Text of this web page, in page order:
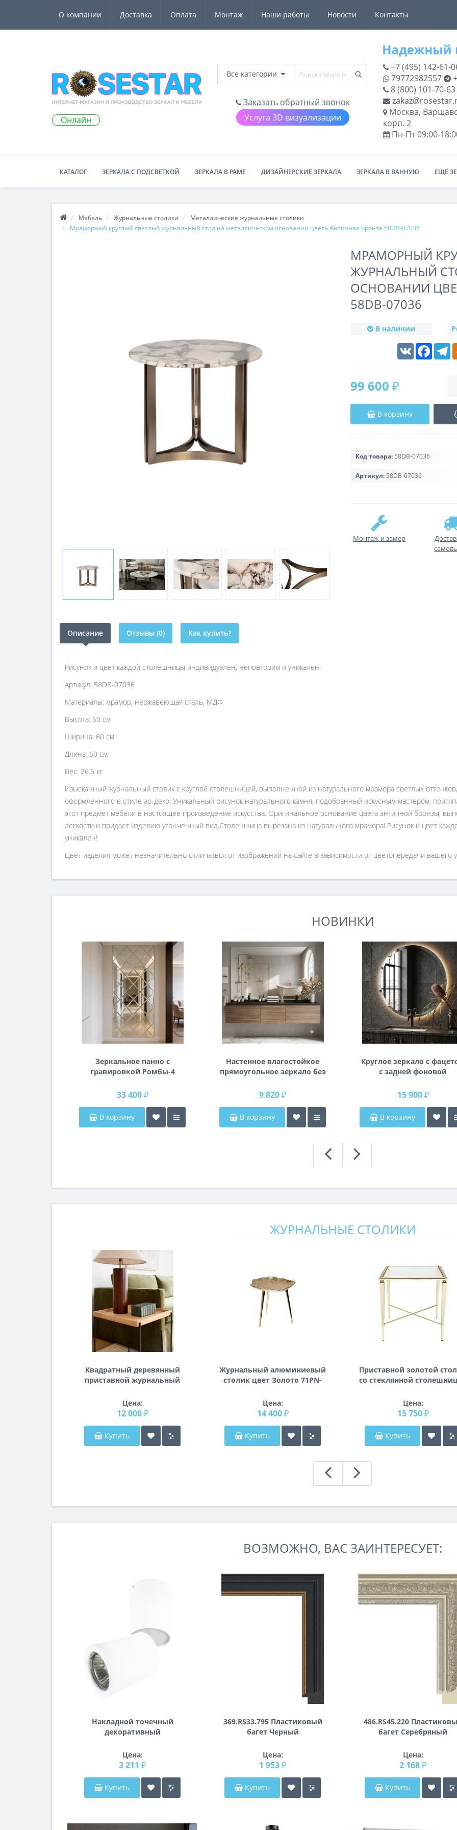
О компании Доставка Оплата Монтаж Наши работы Новости Контакты
Онлайн
Все категории
Заказать обратный звонок
Услуга 3D визуализации
+7 (495) 142-61-
79772982557
8 (800) 101-70-63
Москва,
корп. 2
Пн-Пт 09:00-
КАТАЛОГ ЗЕРКАЛА С ПОДСВЕТКОЙ ЗЕРКАЛА В РАМЕ ДИЗАЙНЕРСКИЕ ЗЕРКАЛА ЗЕРКАЛА В ВАННУЮ ЕЩЁ
Мебель Журнальные столики
Металлические журнальные столики
Мраморный круглый светлый журнальный стол на металлическом основании цвета Античная Бронза 58DB-07036
МРАМОРНЫЙ
ЖУРНАЛЬНЫЙ
ОСНОВАНИИ
58DB-07036
В наличии
VK
99 600 ₽
В корзину
Код товара: 58DB-07036
Артикул: 58DB-07036
Монтаж и замер
Описание Отзывы (0) Как купить?
Рисунок и цвет каждой столешницы индивидуален, неповторим и уникален!
Артикул: 58DB-07036
Материалы: мрамор, нержавеющая сталь, МДФ
Высота: 50 см
Ширина: 60 см
Длина: 60 см
Вес: 26.5 кг
Изысканный журнальный столик с круглой столешницей, выполненной из натурального мрамора светлых
оформленного в стиле ар-деко. Уникальный рисунок натурального камня, подобранный искусным мастером,
этот предмет мебели в настоящее произведение искусства. Оригинальное основание цвета античной бронзы,
легкости и придает изделию утонченный вид.Столешница вырезана из натурального мрамора! Рисунок и цвет
уникален!
Цвет изделия может незначительно отличаться от изображений на сайте в зависимости от цветопередачи вашего
НОВИНКИ
Зеркальное панно с
гравировкой Ромбы-4
33 400 ₽
В корзину
Настенное влагостойкое
прямоугольное зеркало без
см (1400 мм)
9 820 ₽
В корзину
Круглое зеркало с
с задней фоновой
15 900 ₽
В корзину
ЖУРНАЛЬНЫЕ СТОЛИКИ
Квадратный деревянный
приставной журнальный
Цена:
12 000 ₽
Купить
Журнальный алюминиевый
столик цвет Золото 71PN-
Цена:
14 400 ₽
Купить
Приставной золотой
со стеклянной
Цена:
15 750 ₽
Купить
ВОЗМОЖНО, ВАС ЗАИНТЕРЕСУЕТ:
Накладной точечный
декоративный
Lightstar 214456
Цена:
3 211 ₽
Купить
369.RS33.795 Пластиковый
багет Черный
Цена:
1 953 ₽
Купить
486.RS45.220
багет Серебряный
Цена:
2 168 ₽
Купить